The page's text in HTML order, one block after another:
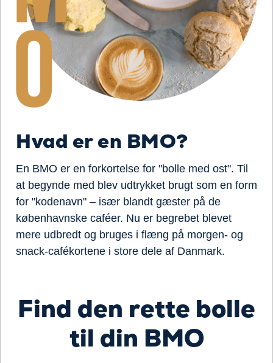
Hvad er en BMO?
En BMO er en forkortelse for "bolle med ost". Til
at begynde med blev udtrykket brugt som en form
for "kodenavn" – især blandt gæster på de
københavnske caféer. Nu er begrebet blevet
mere udbredt og bruges i flæng på morgen- og
snack-cafékortene i store dele af Danmark.
Find den rette bolle
til din BMO